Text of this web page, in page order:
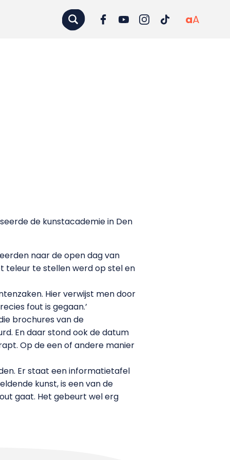
aA
de kunstacademie in Den
naar de open dag van
teleur te stellen werd op stel en
Hier verwijst men door
fout is gegaan.’
brochures van de
En daar stond ook de datum
Op de een of andere manier
Er staat een informatietafel
kunst, is een van de
gaat. Het gebeurt wel erg